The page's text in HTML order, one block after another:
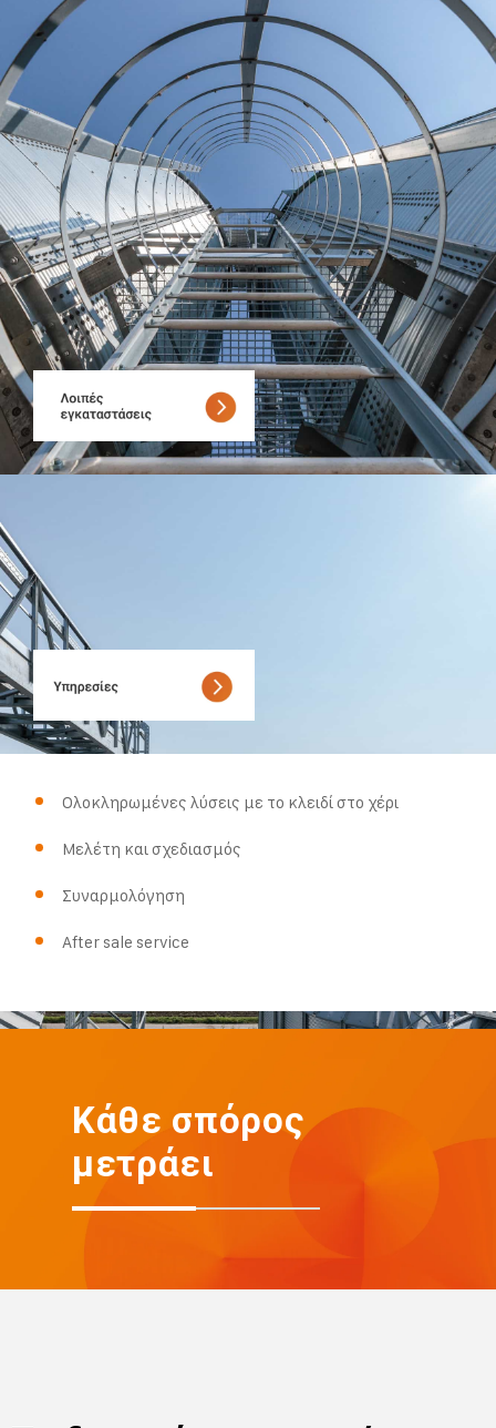
Παραγωγή βιοκαυσίμων – Πέλλετ
Αλευρόμυλοι ολικής άλεσης
Ενσάκιση και παλετοποίηση
Παραγωγή premix
Optical sorting
Αυτόματη τροφοδοσία
Γραμμή παραγωγής νιφάδας
Ολοκληρωμένες λύσεις με το κλειδί στο χέρι
Μελέτη και σχεδιασμός
Συναρμολόγηση
After sale service
Κάθε σπόρος
μετράει